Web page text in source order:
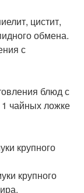
цистит,
обмена.
с
блюд с
чайных ложке
крупного
крупного